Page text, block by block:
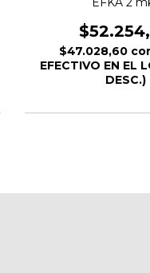
$47.028,60
EFECTIVO EN EL
DESC.)